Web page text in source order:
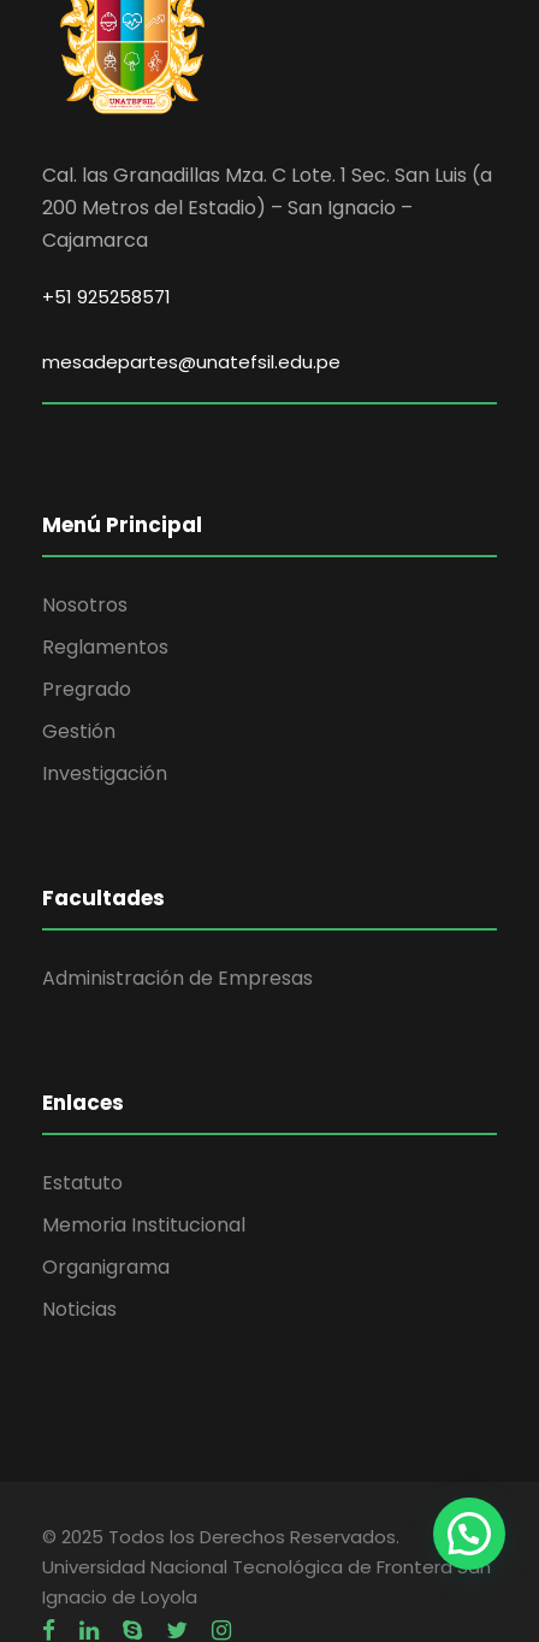
Cal. las Granadillas Mza. C Lote. 1 Sec. San Luis (a
200 Metros del Estadio) – San Ignacio –
Cajamarca
+51 925258571
mesadepartes@unatefsil.edu.pe
Menú Principal
Nosotros
Reglamentos
Pregrado
Gestión
Investigación
Facultades
Administración de Empresas
Enlaces
Estatuto
Memoria Institucional
Organigrama
Noticias
© 2025 Todos los Derechos Reservados.
Universidad Nacional Tecnológica de Frontera San
Ignacio de Loyola